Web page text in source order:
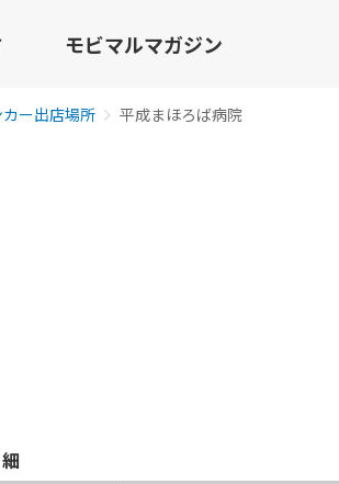
モビマルマガジン
ー出店場所 平成まほろば病院